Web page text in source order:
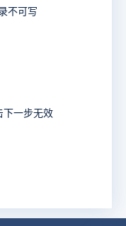
不可写
下一步无效